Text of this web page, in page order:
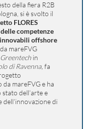
della fiera R2B
si è svolto il
FLORES
competenze
offshore
da mareFVG
in
di Ravenna, fa
da mareFVG e ha
dell’arte e
di